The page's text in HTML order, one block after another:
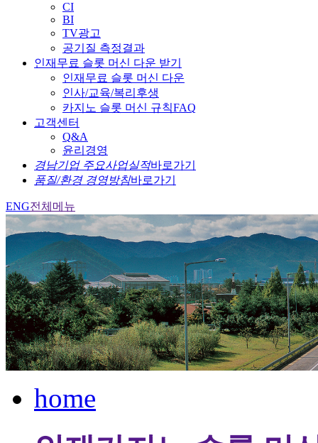
CI
BI
TV광고
공기질 측정결과
인재무료 슬롯 머신 다운 받기
인재무료 슬롯 머신 다운
인사/교육/복리후생
카지노 슬롯 머신 규칙FAQ
고객센터
Q&A
윤리경영
경남기업 주요사업실적바로가기
품질/환경 경영방침바로가기
ENG전체메뉴
home